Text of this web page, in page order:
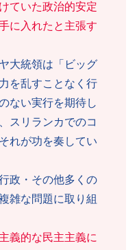
ていた政治的安定
に入れたと主張す
大統領は「ビッグ
を乱すことなく行
ない実行を期待し
スリランカでのコ
れが功を奏してい
政・その他多くの
雑な問題に取り組
義的な民主主義に